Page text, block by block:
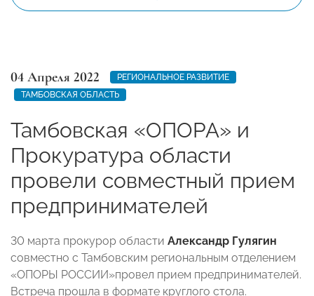
04 Апреля 2022
РЕГИОНАЛЬНОЕ РАЗВИТИЕ
ТАМБОВСКАЯ ОБЛАСТЬ
Тамбовская «ОПОРА» и
Прокуратура области
провели совместный прием
предпринимателей
30 марта прокурор области Александр Гулягин
совместно с Тамбовским региональным отделением
«ОПОРЫ РОССИИ»провел прием предпринимателей.
Встреча прошла в формате круглого стола.